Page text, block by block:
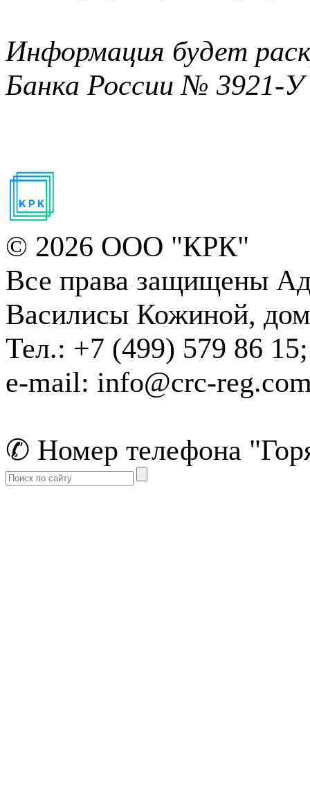
Информация будет
Банка России № 3921-У
© 2026 ООО "КРК"
Все права защищены
Василисы Кожиной,
Тел.: +7 (499) 579 86 15;
e-mail: info@crc-
✆ Номер телефона